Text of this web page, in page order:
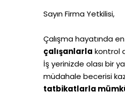
Sayın Firma Yetkilisi,
Çalışma hayatında
çalışanlarla kontrol
İş yerinizde olası bir
müdahale becerisi
tatbikatlarla